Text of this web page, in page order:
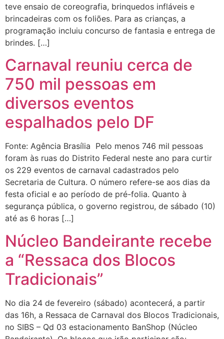
teve ensaio de coreografia, brinquedos infláveis e
brincadeiras com os foliões. Para as crianças, a
programação incluiu concurso de fantasia e entrega de
brindes. […]
Carnaval reuniu cerca de
750 mil pessoas em
diversos eventos
espalhados pelo DF
Fonte: Agência Brasília Pelo menos 746 mil pessoas
foram às ruas do Distrito Federal neste ano para curtir
os 229 eventos de carnaval cadastrados pelo
Secretaria de Cultura. O número refere-se aos dias da
festa oficial e ao período de pré-folia. Quanto à
segurança pública, o governo registrou, de sábado (10)
até as 6 horas […]
Núcleo Bandeirante recebe
a “Ressaca dos Blocos
Tradicionais”
No dia 24 de fevereiro (sábado) acontecerá, a partir
das 16h, a Ressaca de Carnaval dos Blocos Tradicionais,
no SIBS – Qd 03 estacionamento BanShop (Núcleo